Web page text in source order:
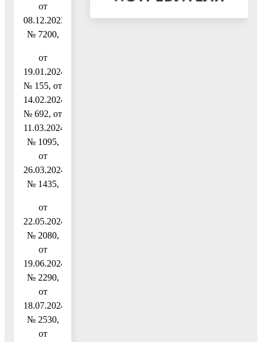
от
08.12.2023
№ 7200,
от
19.01.2024
№ 155, от
14.02.2024
№ 692, от
11.03.2024
№ 1095,
от
26.03.2024
№ 1435,
от
22.05.2024
№ 2080,
от
19.06.2024
№ 2290,
от
18.07.2024
№ 2530,
от